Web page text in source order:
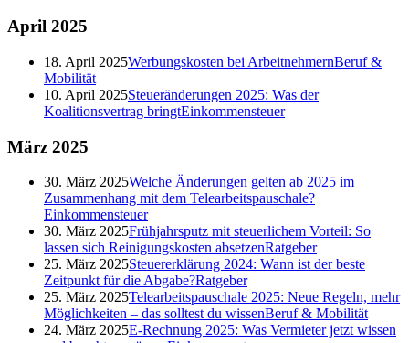
April 2025
18. April 2025Werbungskosten bei ArbeitnehmernBeruf &
Mobilität
10. April 2025Steueränderungen 2025: Was der
Koalitionsvertrag bringtEinkommensteuer
März 2025
30. März 2025Welche Änderungen gelten ab 2025 im
Zusammenhang mit dem Telearbeitspauschale?
Einkommensteuer
30. März 2025Frühjahrsputz mit steuerlichem Vorteil: So
lassen sich Reinigungskosten absetzenRatgeber
25. März 2025Steuererklärung 2024: Wann ist der beste
Zeitpunkt für die Abgabe?Ratgeber
25. März 2025Telearbeitspauschale 2025: Neue Regeln, mehr
Möglichkeiten – das solltest du wissenBeruf & Mobilität
24. März 2025E-Rechnung 2025: Was Vermieter jetzt wissen